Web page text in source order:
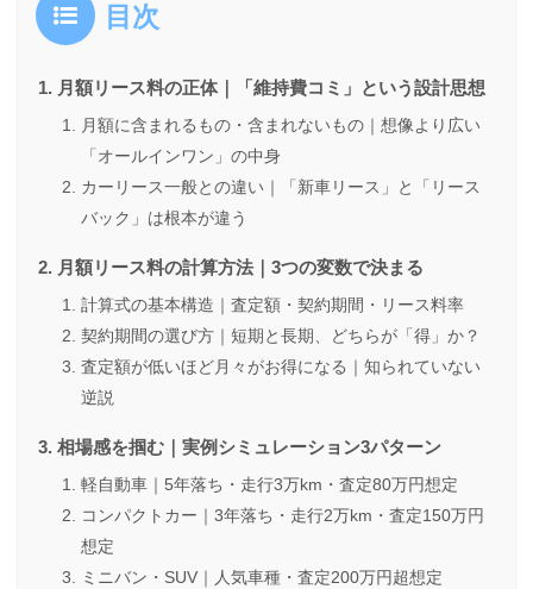
目次
月額リース料の正体｜「維持費コミ」という設計思想
月額に含まれるもの・含まれないもの｜想像より広い
「オールインワン」の中身
カーリース一般との違い｜「新車リース」と「リース
バック」は根本が違う
月額リース料の計算方法｜3つの変数で決まる
計算式の基本構造｜査定額・契約期間・リース料率
契約期間の選び方｜短期と長期、どちらが「得」か？
査定額が低いほど月々がお得になる｜知られていない
逆説
相場感を掴む｜実例シミュレーション3パターン
軽自動車｜5年落ち・走行3万km・査定80万円想定
コンパクトカー｜3年落ち・走行2万km・査定150万円
想定
ミニバン・SUV｜人気車種・査定200万円超想定